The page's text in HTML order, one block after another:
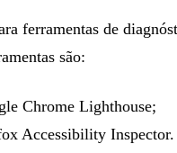
ferramentas de
são:
Chrome Lighthouse;
Accessibility Inspector.